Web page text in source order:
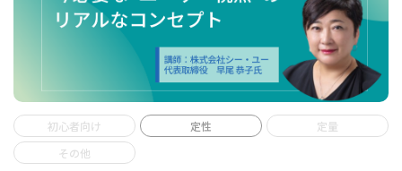
初心者向け 定性
定量
その他